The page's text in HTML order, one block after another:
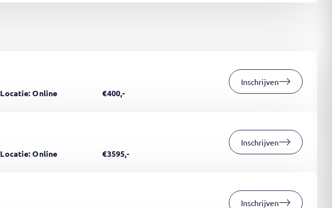
Locatie: Online €400,-
Inschrijven
Locatie: Online €3595,-
Inschrijven
Inschrijven